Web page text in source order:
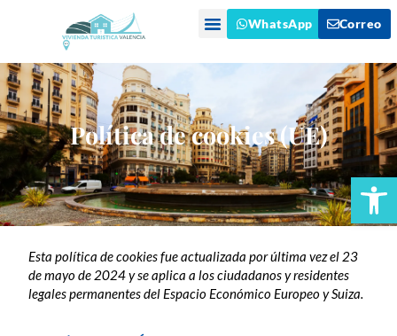
WhatsApp Correo
Política de cookies (UE)
Esta política de cookies fue actualizada por última vez el 23
de mayo de 2024 y se aplica a los ciudadanos y residentes
legales permanentes del Espacio Económico Europeo y Suiza.
Abrir